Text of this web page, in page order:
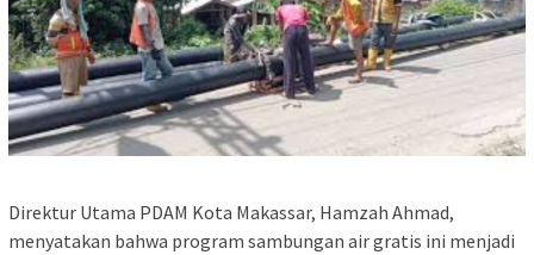
Direktur Utama PDAM Kota Makassar, Hamzah Ahmad,
menyatakan bahwa program sambungan air gratis ini menjadi